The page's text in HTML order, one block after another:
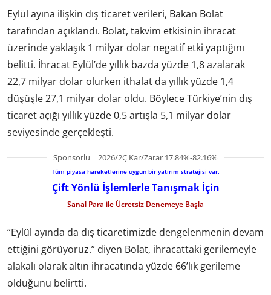
Eylül ayına ilişkin dış ticaret verileri, Bakan Bolat
tarafından açıklandı. Bolat, takvim etkisinin ihracat
üzerinde yaklaşık 1 milyar dolar negatif etki yaptığını
belitti. İhracat Eylül’de yıllık bazda yüzde 1,8 azalarak
22,7 milyar dolar olurken ithalat da yıllık yüzde 1,4
düşüşle 27,1 milyar dolar oldu. Böylece Türkiye’nin dış
ticaret açığı yıllık yüzde 0,5 artışla 5,1 milyar dolar
seviyesinde gerçekleşti.
Sponsorlu | 2026/2Ç Kar/Zarar 17.84%-82.16%
Tüm piyasa hareketlerine uygun bir yatırım stratejisi var.
Çift Yönlü İşlemlerle Tanışmak İçin
Sanal Para ile Ücretsiz Denemeye Başla
“Eylül ayında da dış ticaretimizde dengelenmenin devam
ettiğini görüyoruz.” diyen Bolat, ihracattaki gerilemeyle
alakalı olarak altın ihracatında yüzde 66’lık gerileme
olduğunu belirtti.